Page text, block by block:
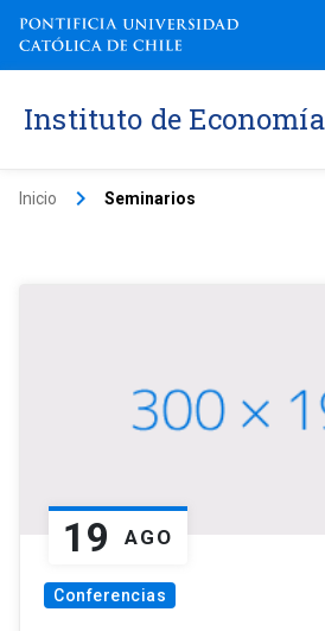
Instituto de Economía
Inicio keyboard_arrow_right Seminarios
19 AGO
Conferencias